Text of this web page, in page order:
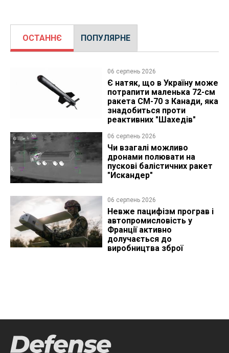
ОСТАННЄ ПОПУЛЯРНЕ
06 серпень 2026
Є натяк, що в Україну може
потрапити маленька 72-см
ракета CM-70 з Канади, яка
знадобиться проти
реактивних "Шахедів"
06 серпень 2026
Чи взагалі можливо
дронами полювати на
пускові балістичних ракет
"Искандер"
06 серпень 2026
Невже пацифізм програв і
автопромисловість у
Франції активно
долучається до
виробництва зброї